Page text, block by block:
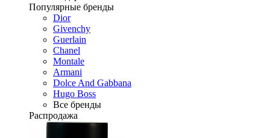
Популярные бренды
Dior
Givenchy
Guerlain
Chanel
Montale
Armani
Dolce And Gabbana
Hugo Boss
Все бренды
Распродажа